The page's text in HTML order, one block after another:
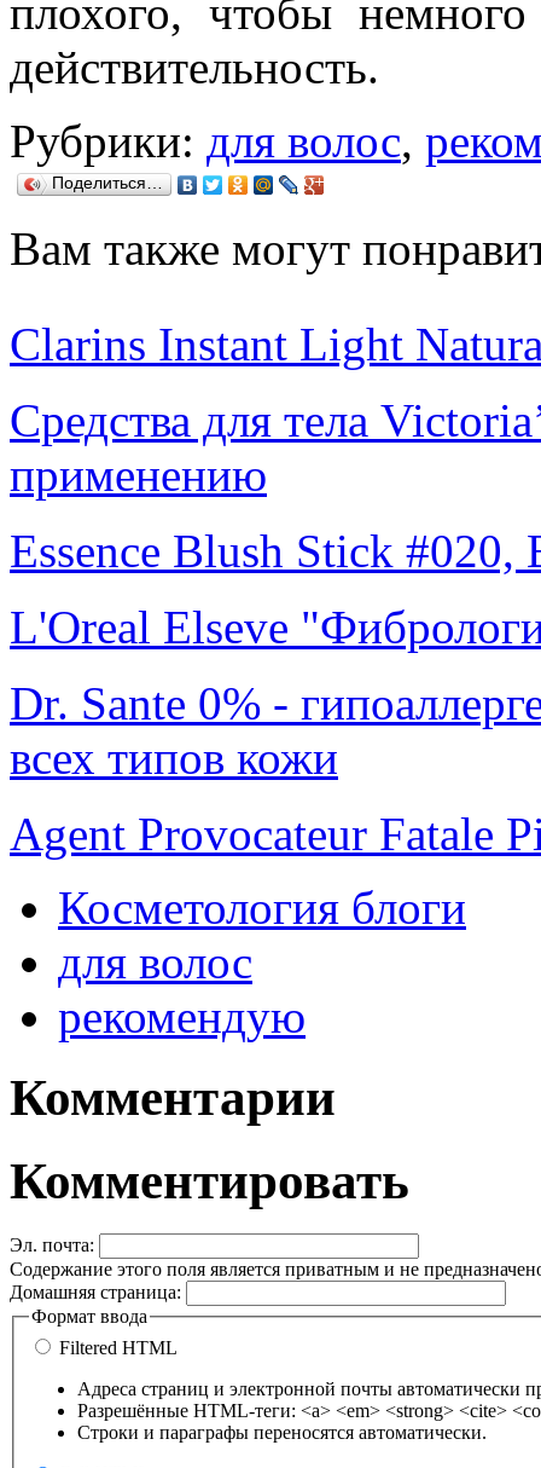
плохого, чтобы немного
действительность.
Рубрики: для волос,
Поделиться…
Вам также могут
Clarins Instant Light
Средства для тела
применению
Essence Blush Stick #020,
L'Oreal Elseve
Dr. Sante 0% -
всех типов кожи
Agent Provocateur Fatale
Косметология блоги
для волос
рекомендую
Комментарии
Комментировать
Эл. почта:
Содержание этого поля является приватным и не
Домашняя страница:
Формат ввода
Filtered HTML
Адреса страниц и электронной почты автоматически
Разрешённые HTML-теги: <a> <em> <strong> <cite>
Строки и параграфы переносятся автоматически.